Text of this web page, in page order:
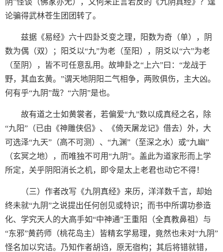
阴”怪谈（佛家亦无），又何来正言若反的《九阴真经》？遑
论骗得武林苍生团团转了。
兹据《易经》六十四卦爻变之理，阳数为奇（单），阴
数为偶（双）；阳爻以“九”为老（至阳），阴爻以“六”为老
（至阴），皆不可任意乱用。故坤卦之“上六”曰：“龙战于
野，其血玄黄。”谓天地阴阳二气相争，两败俱伤，主大凶。
何有乎“九阴”哉？“六阴”是也。
故有道之士如黄裳者，若偏爱“九”数以成真经之名，除
“九阳”（已由《神雕侠侣》、《倚天屠龙记》借去）外，大
可选泽“九天”（高不可测）、“九渊”（至深之水）或“九幽”
（玄冥之地），而唯独不可用“九阴”。盖此为道家形而上学
所定，关乎阴阳消长之机，即令是太上老君也动它不得！
（三）作者改写《九阴真经》来历，洋洋数千言，却始
终未就“九阴”之说提出任何创见或特识；而书中所谓功参造
化、学究天人的大高手如“中神通”王重阳（全真教鼻祖）与
“东邪”黄药师（桃花岛主）皆精玄学易理，竟然也未对“九阴”
怪名加以究诘。乃知作者胡诌，原无宿构；其后将错就错，